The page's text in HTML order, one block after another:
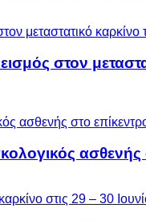
στον
ασθενής